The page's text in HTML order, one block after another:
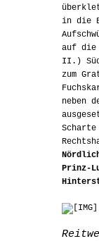
in die
auf die
II.)
zum
neben
Prinz-